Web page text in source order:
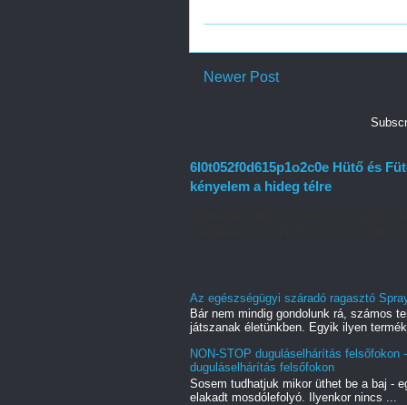
Newer Post
6l0t052f0d615p1o2c0e Hütő és
kényelem a hideg télre
Az egészségügyi száradó ragasztó
Bár nem mindig gondolunk rá, számos
játszanak életünkben. Egyik ilyen
NON-STOP duguláselhárítás
duguláselhárítás felsőfokon
Sosem tudhatjuk mikor üthet be a baj -
elakadt mosdólefolyó. Ilyenkor nincs ...